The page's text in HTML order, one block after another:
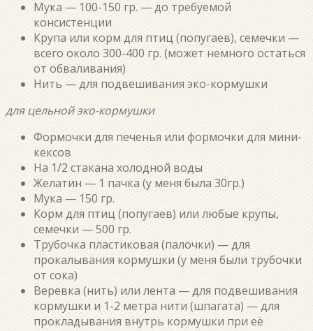
Мука — 100-150 гр. — до требуемой
консистенции
Крупа или корм для птиц (попугаев), семечки —
всего около 300-400 гр. (может немного остаться
от обваливания)
Нить — для подвешивания эко-кормушки
для цельной эко-кормушки
Формочки для печенья или формочки для мини-
кексов
На 1/2 стакана холодной воды
Желатин — 1 пачка (у меня была 30гр.)
Мука — 150 гр.
Корм для птиц (попугаев) или любые крупы,
семечки — 500 гр.
Трубочка пластиковая (палочки) — для
прокалывания кормушки (у меня были трубочки
от сока)
Веревка (нить) или лента — для подвешивания
кормушки и 1-2 метра нити (шпагата) — для
прокладывания внутрь кормушки при её